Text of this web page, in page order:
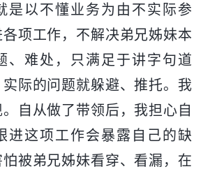
是以不懂业务为由不实际参
项工作，不解决弟兄姊妹本
、难处，只满足于讲字句道
际的问题就躲避、推托。我
自从做了带领后，我担心自
进这项工作会暴露自己的缺
被弟兄姊妹看穿、看漏，在